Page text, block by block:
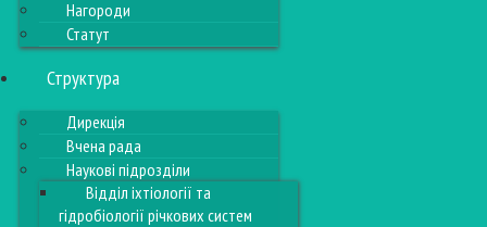
Нагороди
Статут
Структура
Дирекція
Вчена рада
Наукові підрозділи
Відділ іхтіології та
гідробіології річкових систем